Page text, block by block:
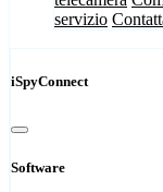
servizio
iSpyConnect
Software